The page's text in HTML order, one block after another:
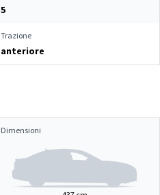
5
Trazione
anteriore
Dimensioni